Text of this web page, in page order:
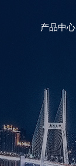
产品中心